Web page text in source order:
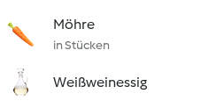
Möhre
in Stücken
Weißweinessig